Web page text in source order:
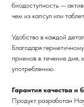
биодоступность —
чем из капсул или
Удобство в каждой
Благодаря
приемов в течение дня,
употреблению.
Гарантия качества и
Продукт разработан